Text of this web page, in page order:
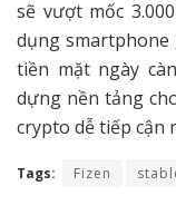
sẽ vượt mốc
dụng smartphone
tiền mặt ngày
dựng nền tảng
crypto dễ tiếp cận
Tags: Fizen